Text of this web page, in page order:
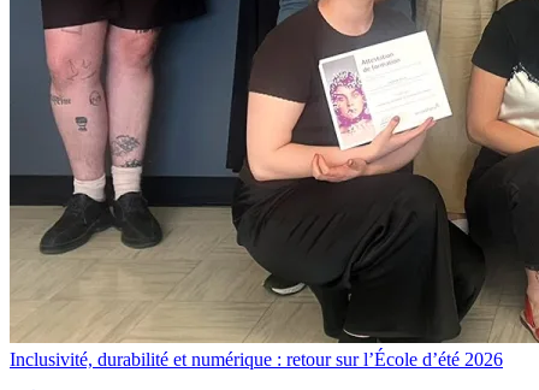
Inclusivité, durabilité et numérique : retour sur l’École d’été 2026